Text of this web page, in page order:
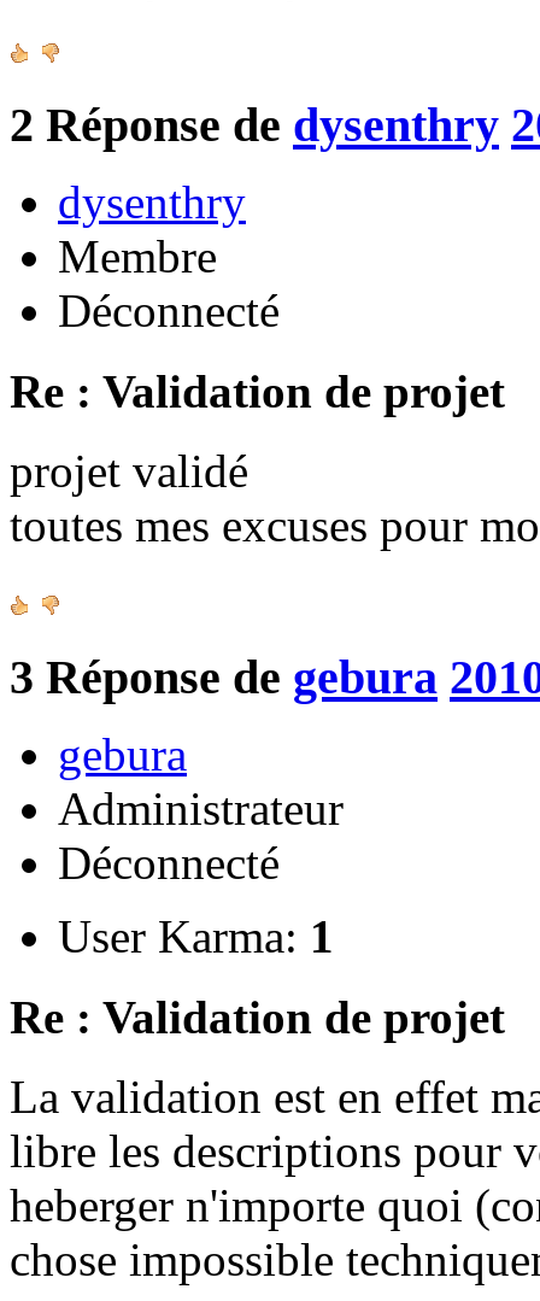
2 Réponse de dysenthry
dysenthry
Membre
Déconnecté
Re : Validation de projet
projet validé
toutes mes excuses pour
3 Réponse de gebura
gebura
Administrateur
Déconnecté
User Karma: 1
Re : Validation de projet
La validation est en effet
libre les descriptions pour
heberger n'importe quoi
chose impossible